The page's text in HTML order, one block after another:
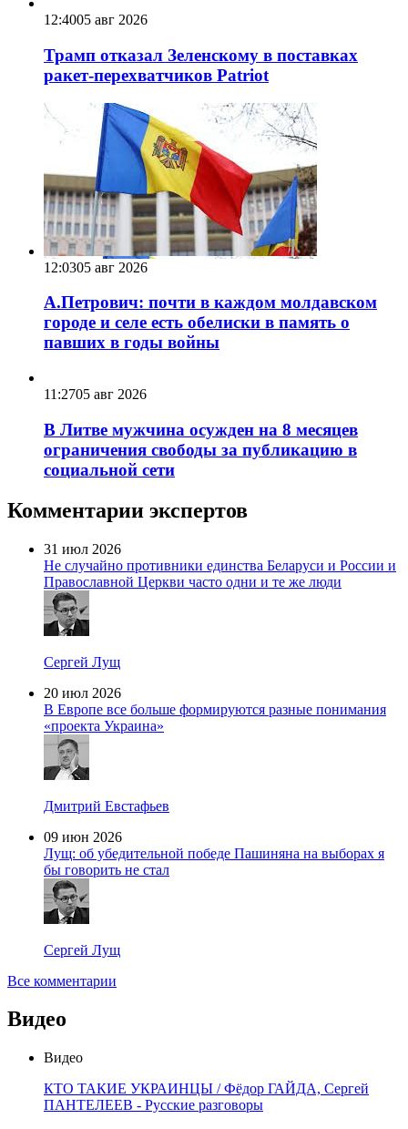
12:4005 авг 2026
Трамп отказал Зеленскому в поставках
ракет-перехватчиков Patriot
12:0305 авг 2026
А.Петрович: почти в каждом молдавском
городе и селе есть обелиски в память о
павших в годы войны
11:2705 авг 2026
В Литве мужчина осужден на 8 месяцев
ограничения свободы за публикацию в
социальной сети
Комментарии экспертов
31 июл 2026
Не случайно противники единства Беларуси и России и
Православной Церкви часто одни и те же люди
Сергей Лущ
20 июл 2026
В Европе все больше формируются разные понимания
«проекта Украина»
Дмитрий Евстафьев
09 июн 2026
Лущ: об убедительной победе Пашиняна на выборах я
бы говорить не стал
Сергей Лущ
Все комментарии
Видео
Видео
КТО ТАКИЕ УКРАИНЦЫ / Фёдор ГАЙДА, Сергей
ПАНТЕЛЕЕВ - Русские разговоры